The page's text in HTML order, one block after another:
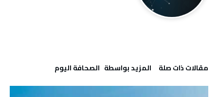
‫مقالات ذات صلة‬ ‫‫المزيد بواسطة‬ ‬ ‭ ‬الصحافة‭ ‬اليوم